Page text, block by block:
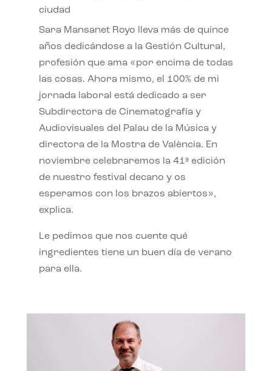
ciudad
Sara Mansanet Royo lleva más de quince
años dedicándose a la Gestión Cultural,
profesión que ama «por encima de todas
las cosas. Ahora mismo, el 100% de mi
jornada laboral está dedicado a ser
Subdirectora de Cinematografía y
Audiovisuales del Palau de la Música y
directora de la Mostra de València. En
noviembre celebraremos la 41ª edición
de nuestro festival decano y os
esperamos con los brazos abiertos»,
explica.
Le pedimos que nos cuente qué
ingredientes tiene un buen día de verano
para ella.